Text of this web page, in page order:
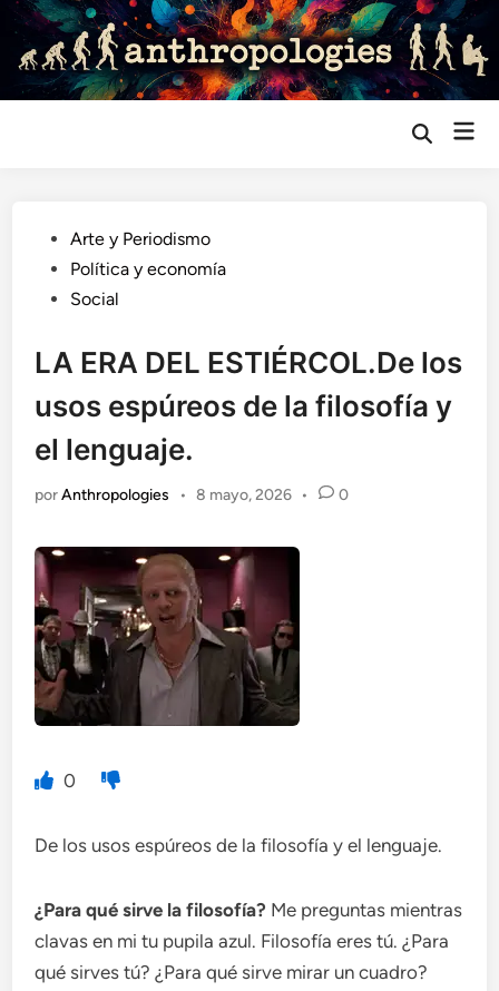
Saltar
contenido
Abrir
Publicado
en
Arte y Periodismo
Política y economía
Social
LA ERA DEL ESTIÉRCOL.De los
usos espúreos de la filosofía y
el lenguaje.
porAnthropologies • 8 mayo, 2026 • 0
0
De los usos espúreos de la filosofía y el lenguaje.
¿Para qué sirve la filosofía? Me preguntas mientras
clavas en mi tu pupila azul. Filosofía eres tú. ¿Para
qué sirves tú? ¿Para qué sirve mirar un cuadro?